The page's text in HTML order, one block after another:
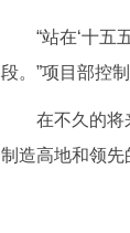
“站在‘十五五
段。”项目部控
在不久的将来
制造高地和领先